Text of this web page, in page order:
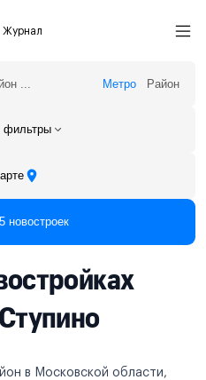
Журнал
Метро Район
фильтры
новостроек
в Московской области,